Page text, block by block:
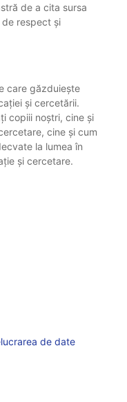
de a cita sursa
respect și
care găzduiește
și cercetării.
copiii noștri, cine și
cine și cum
la lumea în
și cercetare.
de date